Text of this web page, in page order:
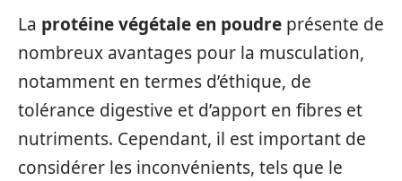
La protéine végétale en poudre présente de
nombreux avantages pour la musculation,
notamment en termes d’éthique, de
tolérance digestive et d’apport en fibres et
nutriments. Cependant, il est important de
considérer les inconvénients, tels que le